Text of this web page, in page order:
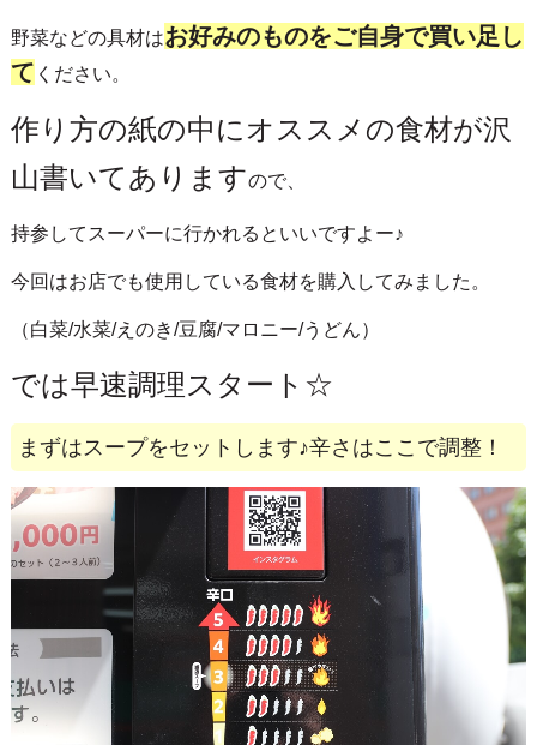
野菜などの具材はお好みのものをご自身で買い足し
て ください。
作り方の紙の中にオススメの食材が沢
山書いてありますので、
持参してスーパーに行かれるといいですよー♪
今回はお店でも使用している食材を購入してみました。
（白菜/水菜/えのき/豆腐/マロニー/うどん）
では早速調理スタート☆
まずはスープをセットします♪辛さはここで調整！